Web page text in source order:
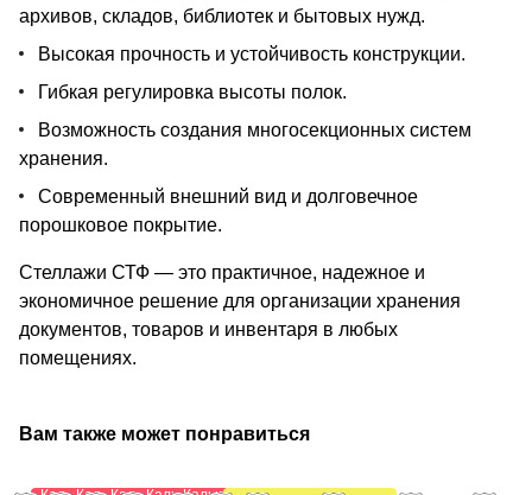
архивов, складов, библиотек и бытовых нужд.
Высокая прочность и устойчивость конструкции.
Гибкая регулировка высоты полок.
Возможность создания многосекционных систем
хранения.
Современный внешний вид и долговечное
порошковое покрытие.
Стеллажи СТФ — это практичное, надежное и
экономичное решение для организации хранения
документов, товаров и инвентаря в любых
помещениях.
Вам также может понравиться